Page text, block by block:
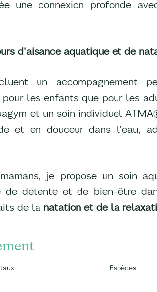
une connexion profonde
d'aisance aquatique et de
un accompagnement
les enfants que pour les
et un soin individuel
et en douceur dans l'eau,
je propose un soin
de détente et de bien-être
de la natation et de la
Espèces